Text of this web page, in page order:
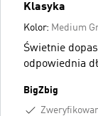
Klasyka
Kolor: Medium
Świetnie
odpowiednia
BigZbig